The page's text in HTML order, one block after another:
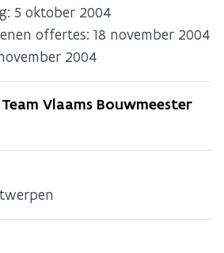
5 oktober 2004
offertes: 18 november 2004
2004
Vlaams Bouwmeester